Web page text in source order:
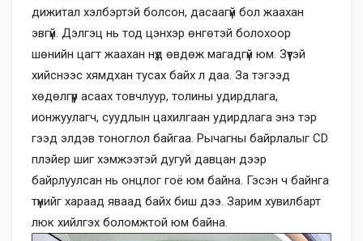
дижитал хэлбэртэй болсон, дасаагүй бол жаахан
эвгүй. Дэлгэц нь тод цэнхэр өнгөтэй болохоор
шөнийн цагт жаахан нүд өвдөж магадгүй юм. Зүүтэй
хийснээс хямдхан тусах байх л даа. За тэгээд
хөдөлгүүр асаах товчлуур, толины удирдлага,
ионжуулагч, суудлын цахилгаан удирдлага энэ тэр
гээд элдэв тоноглол байгаа. Рычагны байрлалыг CD
плэйер шиг хэмжээтэй дугуй давцан дээр
байрлуулсан нь онцлог гоё юм байна. Гэсэн ч байнга
түүнийг хараад яваад байх биш дээ. Зарим хувилбарт
люк хийлгэх боломжтой юм байна.